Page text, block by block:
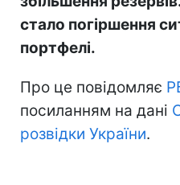
стало погіршення
портфелі.
Про це повідомляє
посиланням на дані
розвідки України.